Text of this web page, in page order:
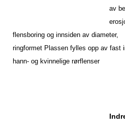
av
flensboring og innsiden av diameter,
ringformet Plassen fylles opp av fast
hann- og kvinnelige rørflenser